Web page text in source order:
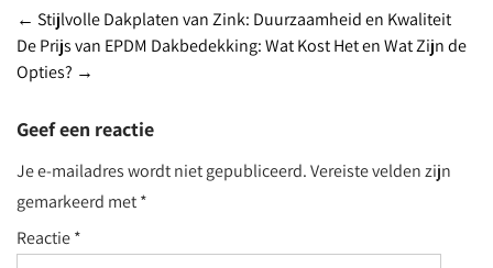
Post
navigation
← Stijlvolle Dakplaten van Zink: Duurzaamheid en Kwaliteit
De Prijs van EPDM Dakbedekking: Wat Kost Het en Wat Zijn de
Opties? →
Geef een reactie
Je e-mailadres wordt niet gepubliceerd.Vereiste velden zijn
gemarkeerd met*
Reactie*